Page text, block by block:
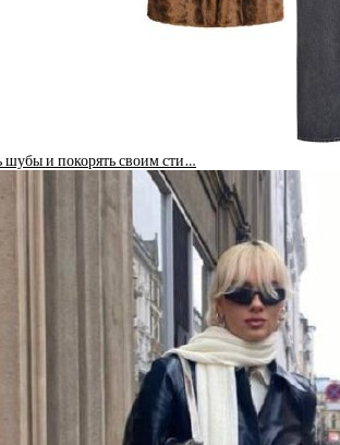
шубы и покорять своим сти…